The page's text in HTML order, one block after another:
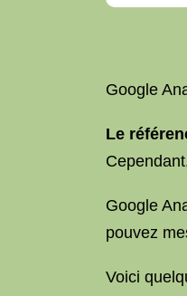
Google
Le
Google
pouvez
Voici